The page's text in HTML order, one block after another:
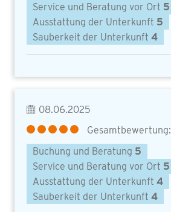
Service und Beratung vor Ort 5
Ausstattung der Unterkunft 5
Sauberkeit der Unterkunft 4
08.06.2025
Gesamtbewertung:
Buchung und Beratung 5
Service und Beratung vor Ort 5
Ausstattung der Unterkunft 4
Sauberkeit der Unterkunft 4